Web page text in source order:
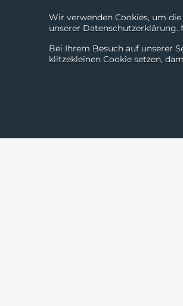
Wir verwenden Cookies, um
unserer Datenschutzerklärung.
Bei Ihrem Besuch auf unserer
klitzekleinen Cookie setzen,